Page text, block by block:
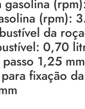
gasolina
(rpm):
da
0,70
1,25
fixação